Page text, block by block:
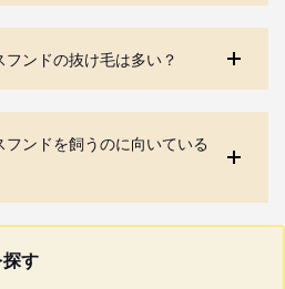
フンドの抜け毛は多い？
フンドを飼うのに向いている
す